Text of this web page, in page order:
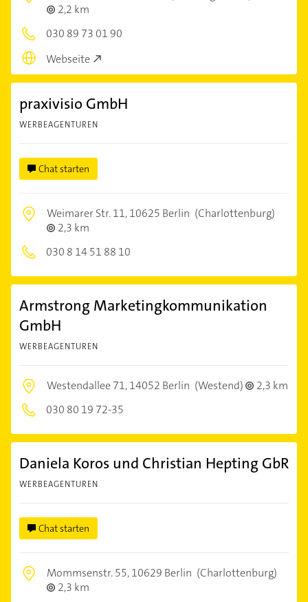
2,2 km
030 89 73 01 90
Webseite
praxivisio GmbH
WERBEAGENTUREN
Chat starten
Weimarer Str. 11,10625 Berlin (Charlottenburg)
2,3 km
030 8 14 51 88 10
Armstrong Marketingkommunikation
GmbH
WERBEAGENTUREN
Westendallee 71,14052 Berlin (Westend)
2,3 km
030 80 19 72-35
Daniela Koros und Christian Hepting GbR
WERBEAGENTUREN
Chat starten
Mommsenstr. 55,10629 Berlin (Charlottenburg)
2,3 km